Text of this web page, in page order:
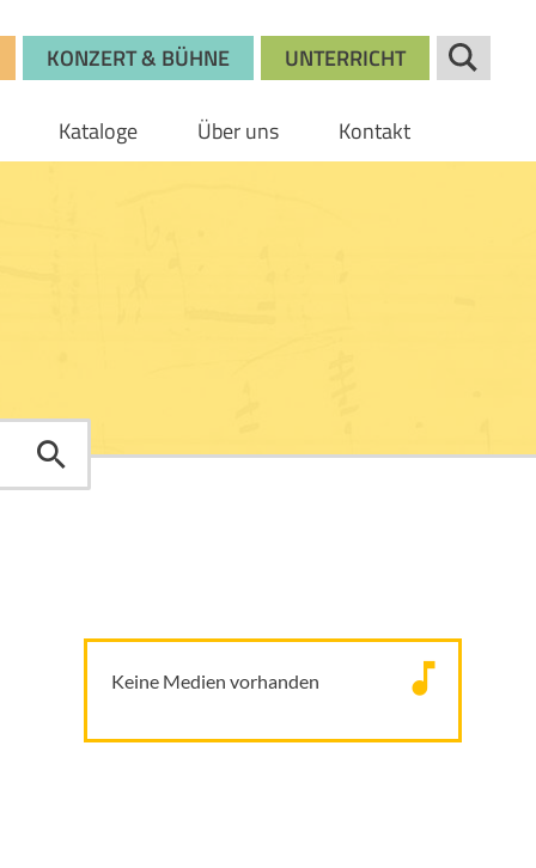
KONZERT & BÜHNE UNTERRICHT
Kataloge Über uns Kontakt
Keine Medien vorhanden